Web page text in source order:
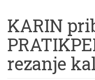
KARIN
rezanje